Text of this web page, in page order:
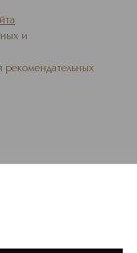
и
рекомендательных